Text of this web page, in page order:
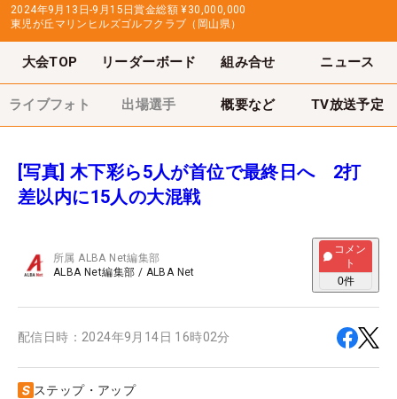
2024年9月13日-9月15日賞金総額 ¥30,000,000
東児が丘マリンヒルズゴルフクラブ（岡山県）
大会TOP リーダーボード 組み合せ ニュース
ライブフォト 出場選手 概要など TV放送予定
[写真] 木下彩ら5人が首位で最終日へ 2打
差以内に15人の大混戦
所属ALBA Net編集部
ALBA Net編集部 / ALBA Net
コメン
ト
0件
配信日時： 2024年9月14日 16時02分
ステップ・アップ